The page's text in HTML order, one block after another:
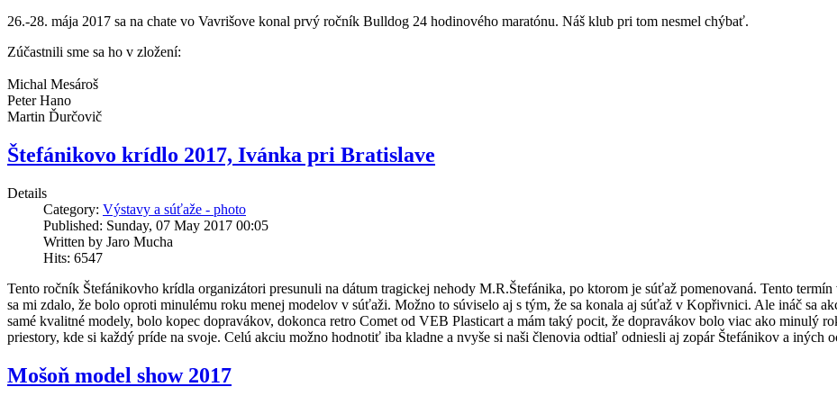
26.-28. mája 2017 sa na chate vo Vavrišove konal prvý ročník Bulldog 24 hodinového maratónu. Náš klub pri tom nesmel chýbať.
Zúčastnili sme sa ho v zložení:
Michal Mesároš
Peter Hano
Martin Ďurčovič
Štefánikovo krídlo 2017, Ivánka pri Bratislave
Details
Category: Výstavy a súťaže - photo
Published: Sunday, 07 May 2017 00:05
Written by Jaro Mucha
Hits: 6547
Tento ročník Štefánikovho krídla organizátori presunuli na dátum tragickej nehody M.R.Štefánika, po ktorom je súťaž pomenovaná. Tento
sa mi zdalo, že bolo oproti minulému roku menej modelov v súťaži. Možno to súviselo aj s tým, že sa konala aj súťaž v Kopřivnici. Ale ináč sa
samé kvalitné modely, bolo kopec dopravákov, dokonca retro Comet od VEB Plasticart a mám taký pocit, že dopravákov bolo viac ako minulý
priestory, kde si každý príde na svoje. Celú akciu možno hodnotiť iba kladne a nvyše si naši členovia odtiaľ odniesli aj zopár Štefánikov a iných
Mošoň model show 2017